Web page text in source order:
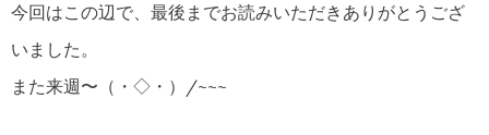
今回はこの辺で、最後までお読みいただきありがとうござ
いました。
また来週〜（・◇・）/~~~